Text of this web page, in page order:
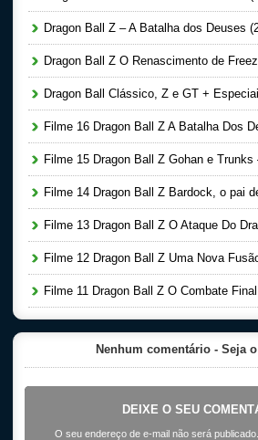
Dragon Ball Z – A Batalha dos Deuses (2013) Bluray
Dragon Ball Z O Renascimento de Freeza Torrent BluRay 720p e
Dragon Ball Clássico, Z e GT + Especiais [Todos os
Filme 16 Dragon Ball Z A Batalha Dos Deuses Torrent –
Filme 15 Dragon Ball Z Gohan e Trunks – Guerreiros do
Filme 14 Dragon Ball Z Bardock, o pai de Goku Torrent –
Filme 13 Dragon Ball Z O Ataque Do Dragão Torrent –
Filme 12 Dragon Ball Z Uma Nova Fusão Torrent –
Filme 11 Dragon Ball Z O Combate Final Bio-broly Torrent –
Nenhum comentário - Seja
DEIXE O SEU
O seu endereço de e-mail não será